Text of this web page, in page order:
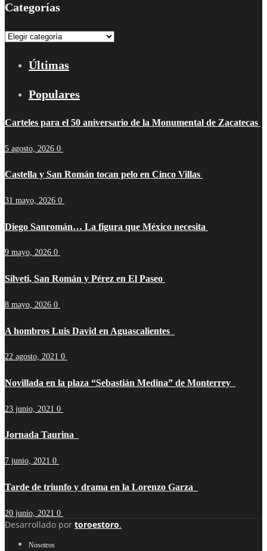
Categorías
Categorías
Últimas
Populares
Carteles para el 50 aniversario de la Monumental de Zacatecas
5 agosto, 2026 0
Castella y San Román tocan pelo en Cinco Villas
31 mayo, 2026 0
Diego Sanromán… La figura que México necesita
9 mayo, 2026 0
Silveti, San Román y Pérez en El Paseo
8 mayo, 2026 0
A hombros Luis David en Aguascalientes
22 agosto, 2021 0
Novillada en la plaza “Sebastián Medina” de Monterrey
23 junio, 2021 0
Jornada Taurina
7 junio, 2021 0
Tarde de triunfo y drama en la Lorenzo Garza
20 junio, 2021 0
Desarrollado por toroestoro.
Nosotros